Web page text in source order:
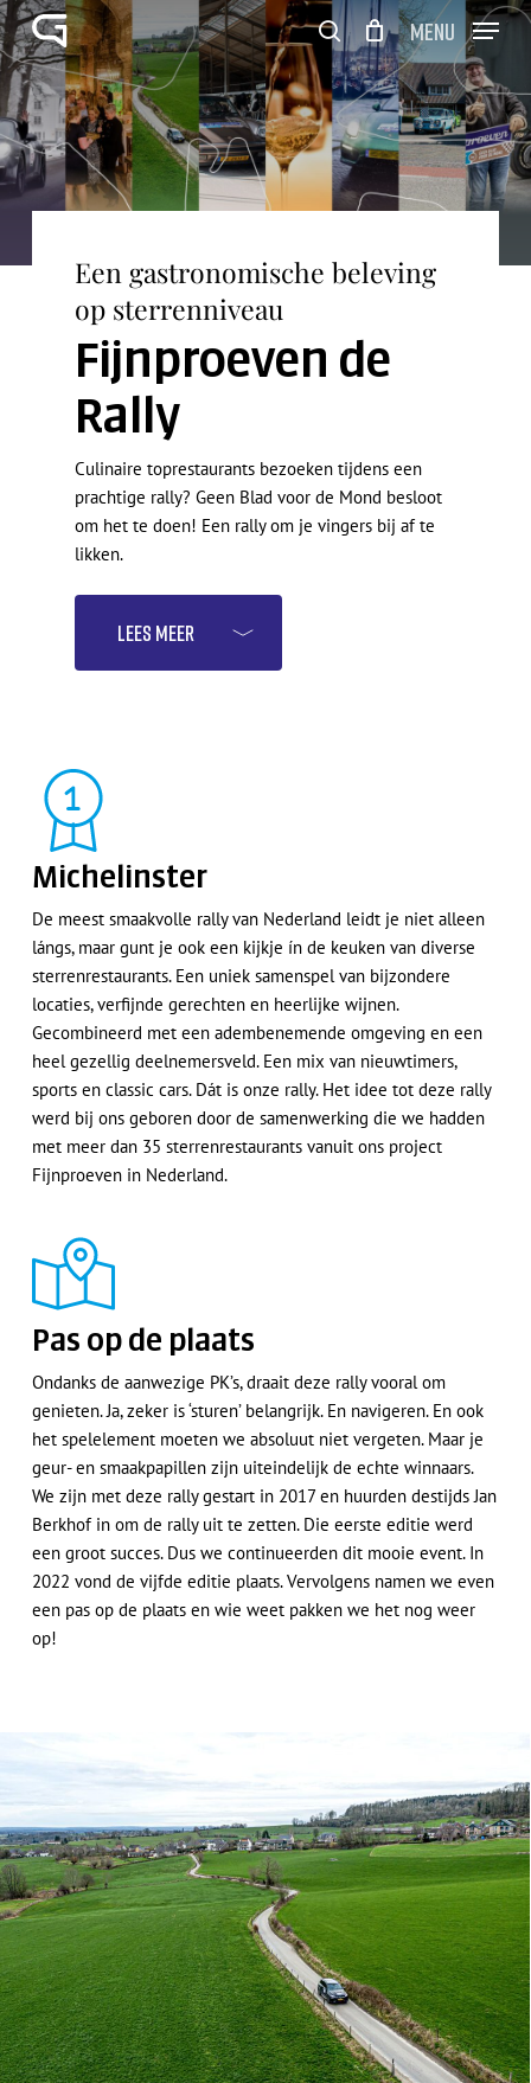
Skip
to
main
content
search
Menu
Winkelwagen Close
Cart
Een gastronomische beleving
op sterrenniveau
Fijnproeven de
Rally
Culinaire toprestaurants bezoeken tijdens een
prachtige rally? Geen Blad voor de Mond besloot
om het te doen! Een rally om je vingers bij af te
likken.
Lees meer
Michelinster
De meest smaakvolle rally van Nederland leidt je niet alleen
lángs, maar gunt je ook een kijkje ín de keuken van diverse
sterrenrestaurants. Een uniek samenspel van bijzondere
locaties, verfijnde gerechten en heerlijke wijnen.
Gecombineerd met een adembenemende omgeving en een
heel gezellig deelnemersveld. Een mix van nieuwtimers,
sports en classic cars. Dát is onze rally. Het idee tot deze rally
werd bij ons geboren door de samenwerking die we hadden
met meer dan 35 sterrenrestaurants vanuit ons project
Fijnproeven in Nederland.
Pas op de plaats
Ondanks de aanwezige PK’s, draait deze rally vooral om
genieten. Ja, zeker is ‘sturen’ belangrijk. En navigeren. En ook
het spelelement moeten we absoluut niet vergeten. Maar je
geur- en smaakpapillen zijn uiteindelijk de echte winnaars.
We zijn met deze rally gestart in 2017 en huurden destijds Jan
Berkhof in om de rally uit te zetten. Die eerste editie werd
een groot succes. Dus we continueerden dit mooie event. In
2022 vond de vijfde editie plaats. Vervolgens namen we even
een pas op de plaats en wie weet pakken we het nog weer
op!
Close
Menu